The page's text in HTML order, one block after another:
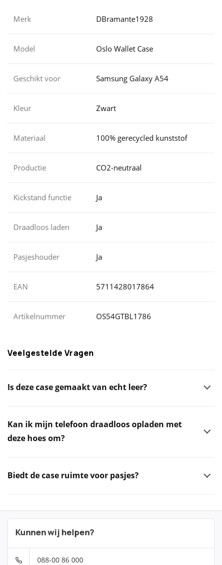
Merk DBramante1928
Model Oslo Wallet Case
Geschikt voor Samsung Galaxy A54
Kleur Zwart
Materiaal 100% gerecycled kunststof
Productie CO2-neutraal
Kickstand functie Ja
Draadloos laden Ja
Pasjeshouder Ja
EAN 5711428017864
Artikelnummer OS54GTBL1786
Veelgestelde Vragen
Is deze case gemaakt van echt leer?
Kan ik mijn telefoon draadloos opladen met
deze hoes om?
Biedt de case ruimte voor pasjes?
Kunnen wij helpen?
088-00 86 000